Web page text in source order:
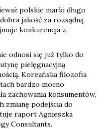
polskie marki długo
jakość za rozsądną
konkurencja z
odnosi się już tylko do
pielęgnacyjną
Koreańska filozofia
bardzo mocno
zachowania konsumentów,
zmianę podejścia do
raport Agnieszka
Consultants.